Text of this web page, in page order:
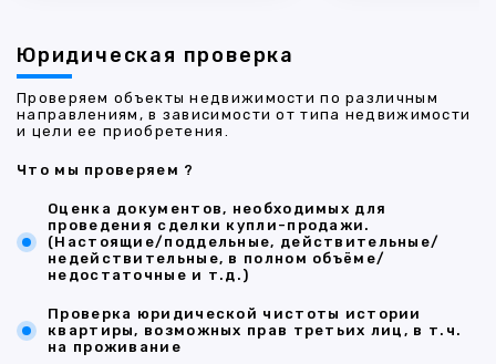
Юридическая проверка
Проверяем объекты недвижимости по различным
направлениям, в зависимости от типа недвижимости
и цели ее приобретения.
Что мы проверяем ?
Оценка документов, необходимых для
проведения сделки купли-продажи.
(Настоящие/поддельные, действительные/
недействительные, в полном объёме/
недостаточные и т.д.)
Проверка юридической чистоты истории
квартиры, возможных прав третьих лиц, в т.ч.
на проживание